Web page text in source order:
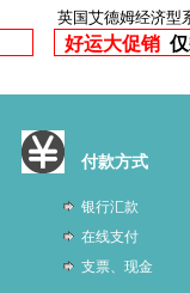
英国艾德姆经济型
好运大促销
付款方式
银行汇款
在线支付
支票、现金